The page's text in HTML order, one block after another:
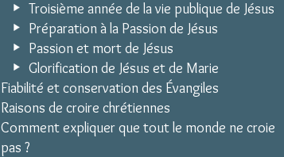
Troisième année de la vie publique de Jésus
Préparation à la Passion de Jésus
Passion et mort de Jésus
Glorification de Jésus et de Marie
Fiabilité et conservation des Évangiles
Raisons de croire chrétiennes
Comment expliquer que tout le monde ne croie
pas ?